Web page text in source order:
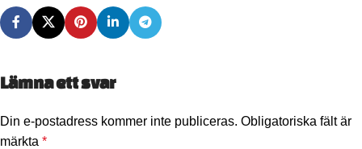
Lämna ett svar
Din e-postadress kommer inte publiceras. Obligatoriska fält är
märkta *